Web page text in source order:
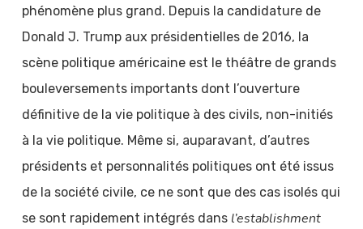
phénomène plus grand. Depuis la candidature de
Donald J. Trump aux présidentielles de 2016, la
scène politique américaine est le théâtre de grands
bouleversements importants dont l’ouverture
définitive de la vie politique à des civils, non-initiés
à la vie politique. Même si, auparavant, d’autres
présidents et personnalités politiques ont été issus
de la société civile, ce ne sont que des cas isolés qui
se sont rapidement intégrés dans l’establishment